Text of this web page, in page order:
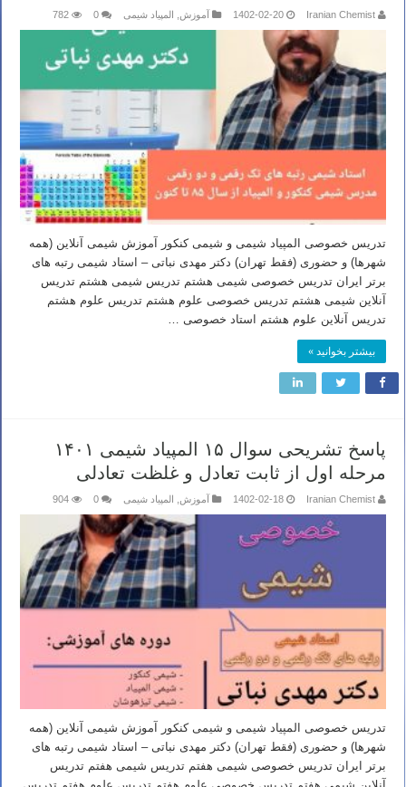
Iranian Chemist
1402-02-20 آموزش المپیاد شیمی 0
782
تدریس خصوصی المپیاد شیمی و شیمی کنکور آموزش شیمی آنلاین (همه
شهرها) و حضوری (فقط تهران) دکتر مهدی نباتی – استاد شیمی رتبه های
برتر ایران تدریس خصوصی شیمی هشتم تدریس شیمی هشتم تدریس
آنلاین شیمی هشتم تدریس خصوصی علوم هشتم تدریس علوم هشتم
تدریس آنلاین علوم هشتم استاد خصوصی …
بیشتر بخوانید »
پاسخ تشریحی سوال ۱۵ المپیاد شیمی ۱۴۰۱
مرحله اول از ثابت تعادل و غلظت تعادلی
Iranian Chemist
1402-02-18 آموزش المپیاد شیمی 0
904
تدریس خصوصی المپیاد شیمی و شیمی کنکور آموزش شیمی آنلاین (همه
شهرها) و حضوری (فقط تهران) دکتر مهدی نباتی – استاد شیمی رتبه های
برتر ایران تدریس خصوصی شیمی هفتم تدریس شیمی هفتم تدریس